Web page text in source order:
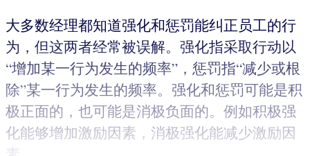
大多数经理都知道强化和惩罚能纠正员工的行
为，但这两者经常被误解。强化指采取行动以
“增加某一行为发生的频率”，惩罚指“减少或根
除”某一行为发生的频率。强化和惩罚可能是积
极正面的，也可能是消极负面的。例如积极强
化能够增加激励因素，消极强化能减少激励因